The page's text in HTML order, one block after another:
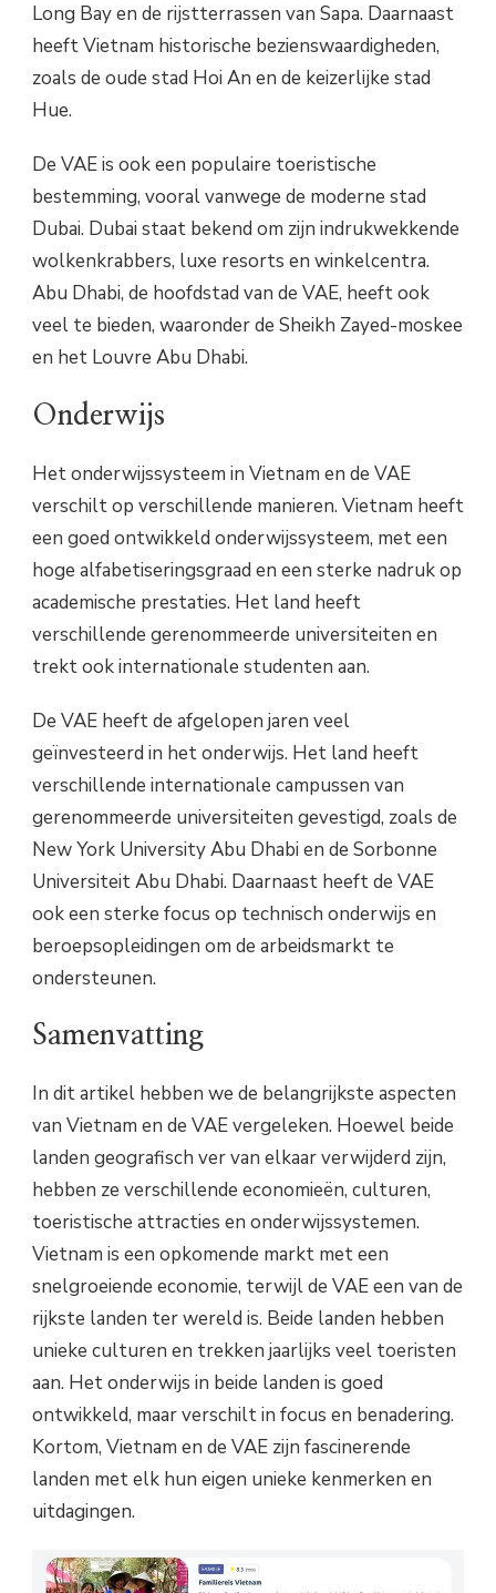
Long Bay en de rijstterrassen van Sapa. Daarnaast
heeft Vietnam historische bezienswaardigheden,
zoals de oude stad Hoi An en de keizerlijke stad
Hue.
De VAE is ook een populaire toeristische
bestemming, vooral vanwege de moderne stad
Dubai. Dubai staat bekend om zijn indrukwekkende
wolkenkrabbers, luxe resorts en winkelcentra.
Abu Dhabi, de hoofdstad van de VAE, heeft ook
veel te bieden, waaronder de Sheikh Zayed-moskee
en het Louvre Abu Dhabi.
Onderwijs
Het onderwijssysteem in Vietnam en de VAE
verschilt op verschillende manieren. Vietnam heeft
een goed ontwikkeld onderwijssysteem, met een
hoge alfabetiseringsgraad en een sterke nadruk op
academische prestaties. Het land heeft
verschillende gerenommeerde universiteiten en
trekt ook internationale studenten aan.
De VAE heeft de afgelopen jaren veel
geïnvesteerd in het onderwijs. Het land heeft
verschillende internationale campussen van
gerenommeerde universiteiten gevestigd, zoals de
New York University Abu Dhabi en de Sorbonne
Universiteit Abu Dhabi. Daarnaast heeft de VAE
ook een sterke focus op technisch onderwijs en
beroepsopleidingen om de arbeidsmarkt te
ondersteunen.
Samenvatting
In dit artikel hebben we de belangrijkste aspecten
van Vietnam en de VAE vergeleken. Hoewel beide
landen geografisch ver van elkaar verwijderd zijn,
hebben ze verschillende economieën, culturen,
toeristische attracties en onderwijssystemen.
Vietnam is een opkomende markt met een
snelgroeiende economie, terwijl de VAE een van de
rijkste landen ter wereld is. Beide landen hebben
unieke culturen en trekken jaarlijks veel toeristen
aan. Het onderwijs in beide landen is goed
ontwikkeld, maar verschilt in focus en benadering.
Kortom, Vietnam en de VAE zijn fascinerende
landen met elk hun eigen unieke kenmerken en
uitdagingen.